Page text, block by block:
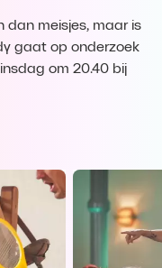
dan meisjes, maar is
gaat op onderzoek
om 20.40 bij